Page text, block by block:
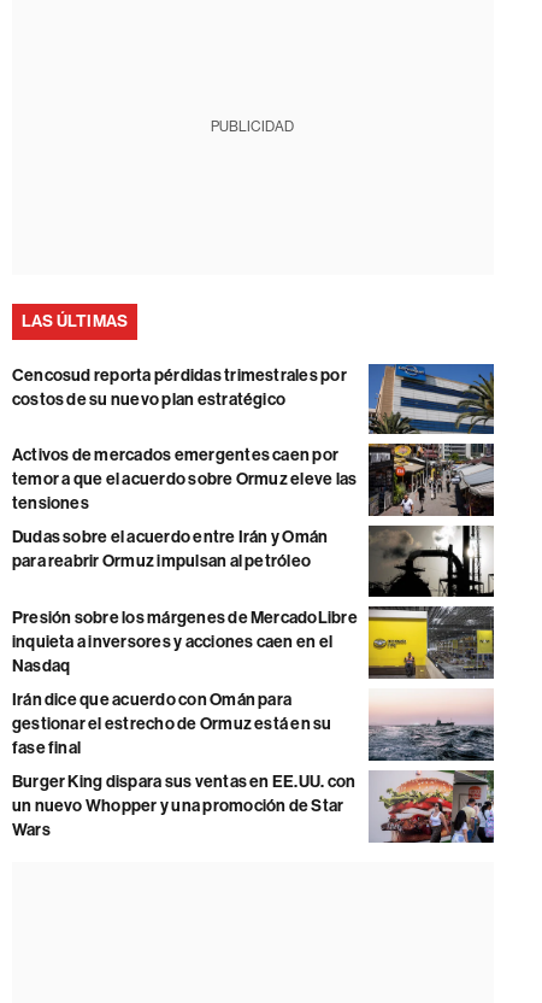
PUBLICIDAD
LAS ÚLTIMAS
Cencosud reporta pérdidas trimestrales por
costos de su nuevo plan estratégico
Activos de mercados emergentes caen por
temor a que el acuerdo sobre Ormuz eleve las
tensiones
Dudas sobre el acuerdo entre Irán y Omán
para reabrir Ormuz impulsan al petróleo
Presión sobre los márgenes de MercadoLibre
inquieta a inversores y acciones caen en el
Nasdaq
Irán dice que acuerdo con Omán para
gestionar el estrecho de Ormuz está en su
fase final
Burger King dispara sus ventas en EE.UU. con
un nuevo Whopper y una promoción de Star
Wars